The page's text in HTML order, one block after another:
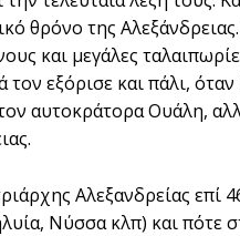
θρόνο της
και μεγάλες
τον εξόρισε και πάλι,
αυτοκράτορα Ουάλη,
Αλεξανδρείας επί
Νύσσα κλπ) και πότε